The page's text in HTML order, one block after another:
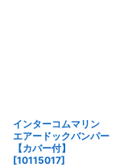
インターコムマリン
エアードックバンパー
【カバー付】
[10115017]